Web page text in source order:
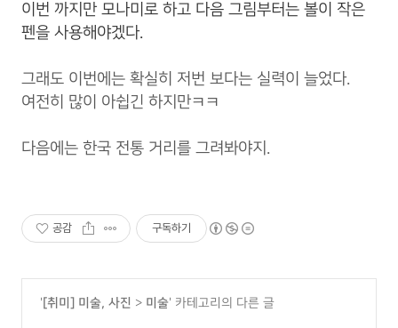
이번 까지만 모나미로 하고 다음 그림부터는 볼이 작은
펜을 사용해야겠다.
그래도 이번에는 확실히 저번 보다는 실력이 늘었다.
여전히 많이 아쉽긴 하지만ㅋㅋ
다음에는 한국 전통 거리를 그려봐야지.
공감 구독하기
' [취미] 미술, 사진 > 미술' 카테고리의 다른 글